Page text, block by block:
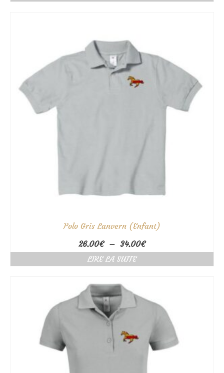
Polo Gris Lanvern (Enfant)
26.00€ – 34.00€Plage
de
LIRE LA SUITE